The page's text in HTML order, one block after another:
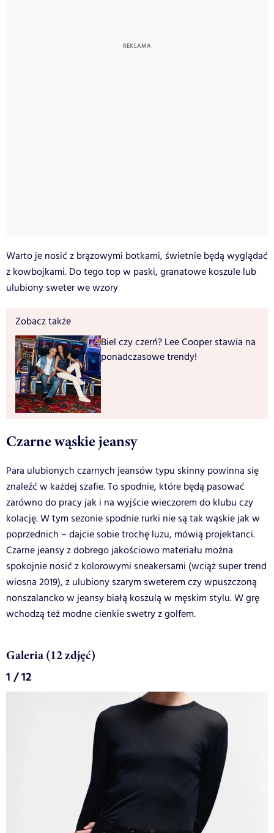
Warto je nosić z brązowymi botkami, świetnie będą wyglądać
z kowbojkami. Do tego top w paski, granatowe koszule lub
ulubiony sweter we wzory
Zobacz także
Biel czy czerń? Lee Cooper stawia na
ponadczasowe trendy!
Czarne wąskie jeansy
Para ulubionych czarnych jeansów typu skinny powinna się
znaleźć w każdej szafie. To spodnie, które będą pasować
zarówno do pracy jak i na wyjście wieczorem do klubu czy
kolację. W tym sezonie spodnie rurki nie są tak wąskie jak w
poprzednich – dajcie sobie trochę luzu, mówią projektanci.
Czarne jeansy z dobrego jakościowo materiału można
spokojnie nosić z kolorowymi sneakersami (wciąż super trend
wiosna 2019), z ulubiony szarym sweterem czy wpuszczoną
nonszalancko w jeansy białą koszulą w męskim stylu. W grę
wchodzą też modne cienkie swetry z golfem.
Galeria (12 zdjęć)
1 / 12